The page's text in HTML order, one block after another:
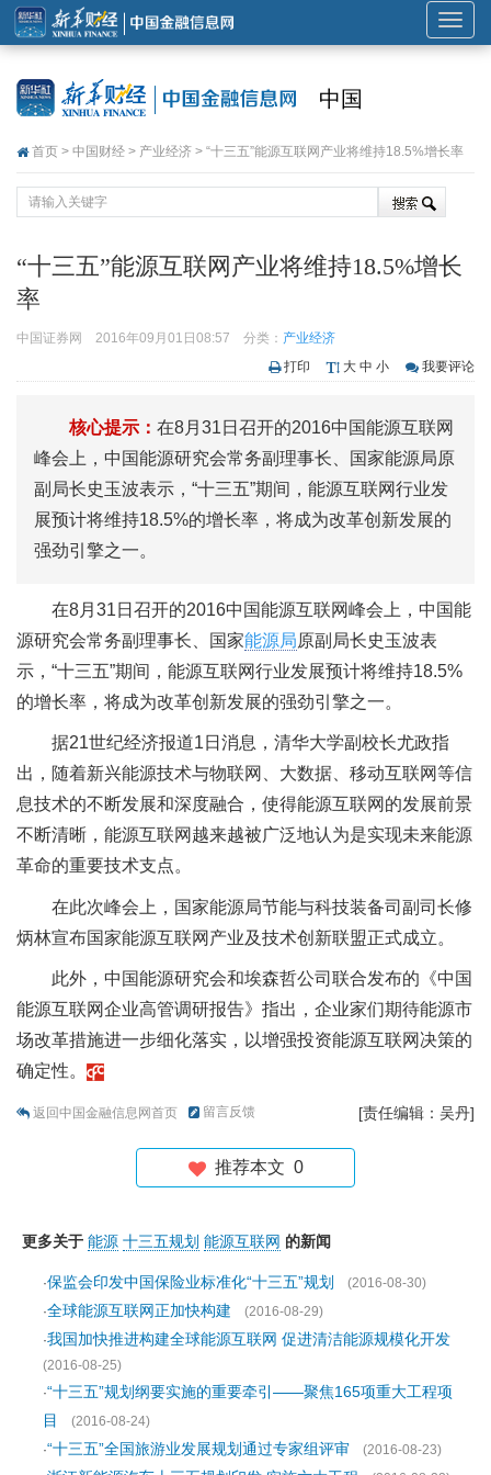
展
开
导
中国
首页 > 中国财经 > 产业经济 > “十三五”能源互联网产业将维持18.5%增长率
“十三五”能源互联网产业将维持18.5%增长
率
中国证券网 2016年09月01日08:57 分类： 产业经济
打印
大 中 小 我要评论
核心提示： 在8月31日召开的2016中国能源互联网
峰会上，中国能源研究会常务副理事长、国家能源局原
副局长史玉波表示，“十三五”期间，能源互联网行业发
展预计将维持18.5%的增长率，将成为改革创新发展的
强劲引擎之一。
在8月31日召开的2016中国能源互联网峰会上，中国能
源研究会常务副理事长、国家能源局原副局长史玉波表
示，“十三五”期间，能源互联网行业发展预计将维持18.5%
的增长率，将成为改革创新发展的强劲引擎之一。
据21世纪经济报道1日消息，清华大学副校长尤政指
出，随着新兴能源技术与物联网、大数据、移动互联网等信
息技术的不断发展和深度融合，使得能源互联网的发展前景
不断清晰，能源互联网越来越被广泛地认为是实现未来能源
革命的重要技术支点。
在此次峰会上，国家能源局节能与科技装备司副司长修
炳林宣布国家能源互联网产业及技术创新联盟正式成立。
此外，中国能源研究会和埃森哲公司联合发布的《中国
能源互联网企业高管调研报告》指出，企业家们期待能源市
场改革措施进一步细化落实，以增强投资能源互联网决策的
确定性。
返回中国金融信息网首页 留言反馈 [责任编辑：吴丹]
推荐本文 0
更多关于 能源 十三五规划 能源互联网 的新闻
·保监会印发中国保险业标准化“十三五”规划
(2016-08-30)
·全球能源互联网正加快构建
(2016-08-29)
·我国加快推进构建全球能源互联网 促进清洁能源规模化开发
(2016-08-25)
·“十三五”规划纲要实施的重要牵引——聚焦165项重大工程项
目
(2016-08-24)
·“十三五”全国旅游业发展规划通过专家组评审
(2016-08-23)